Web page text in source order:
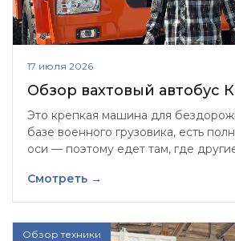
17 июля 2026
Обзор вахтовый автобус
Это крепкая машина для
базе военного грузовика, есть
оси — поэтому едет там, где
Смотреть →
Обзор техники